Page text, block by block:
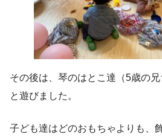
その後は、琴のはとこ達（5歳の兄
と遊びました。
子ども達はどのおもちゃよりも、